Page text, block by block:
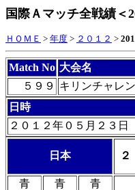
国際Ａマッチ全戦績＜
ＨＯＭＥ > 年度 > ２０１２ >
Match No 大会名
５９９
キリンチャレ
日時
２０１２年０５月２３
日本 ２
青
青 青